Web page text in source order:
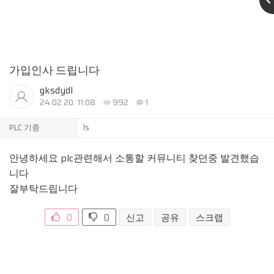
가입인사 드립니다
gksdydl
24.02.20. 11:08 992 1
PLC 기종 ls
안녕하세요 plc관련해서 소통할 커뮤니티 찾던중 발견했습
니다
잘부탁드립니다
0 0 신고 공유 스크랩